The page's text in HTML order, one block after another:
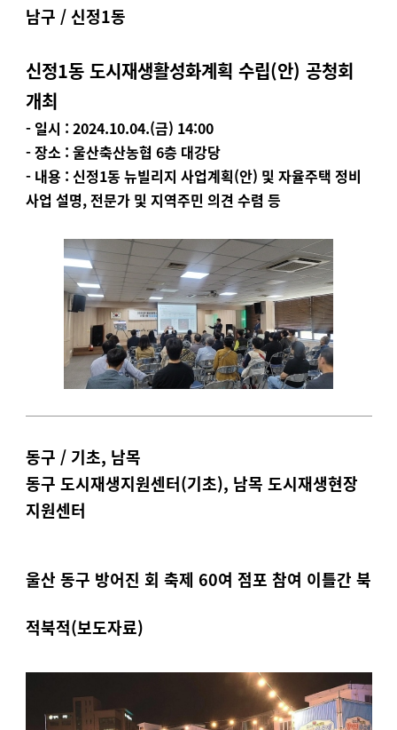
남구 / 신정1동
신정1동 도시재생활성화계획 수립(안) 공청회
개최
- 일시 : 2024.10.04.(금) 14:00
-장소 : 울산축산농협 6층 대강당
- 내용 : 신정1동 뉴빌리지 사업계획(안) 및 자율주택 정비
사업 설명,전문가 및 지역주민 의견 수렴 등
동구 / 기초, 남목
동구 도시재생지원센터(기초), 남목 도시재생현장
지원센터
울산 동구 방어진 회 축제 60여 점포 참여 이틀간 북
적북적(보도자료)